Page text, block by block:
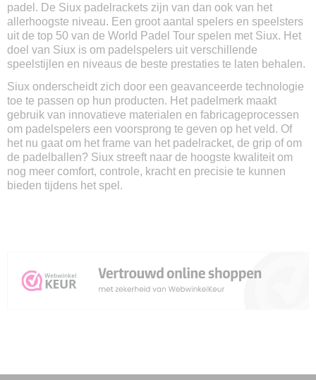
padel. De Siux padelrackets zijn van dan ook van het
allerhoogste niveau. Een groot aantal spelers en speelsters
uit de top 50 van de World Padel Tour spelen met Siux. Het
doel van Siux is om padelspelers uit verschillende
speelstijlen en niveaus de beste prestaties te laten behalen.
Siux onderscheidt zich door een geavanceerde technologie
toe te passen op hun producten. Het padelmerk maakt
gebruik van innovatieve materialen en fabricageprocessen
om padelspelers een voorsprong te geven op het veld. Of
het nu gaat om het frame van het padelracket, de grip of om
de padelballen? Siux streeft naar de hoogste kwaliteit om
nog meer comfort, controle, kracht en precisie te kunnen
bieden tijdens het spel.